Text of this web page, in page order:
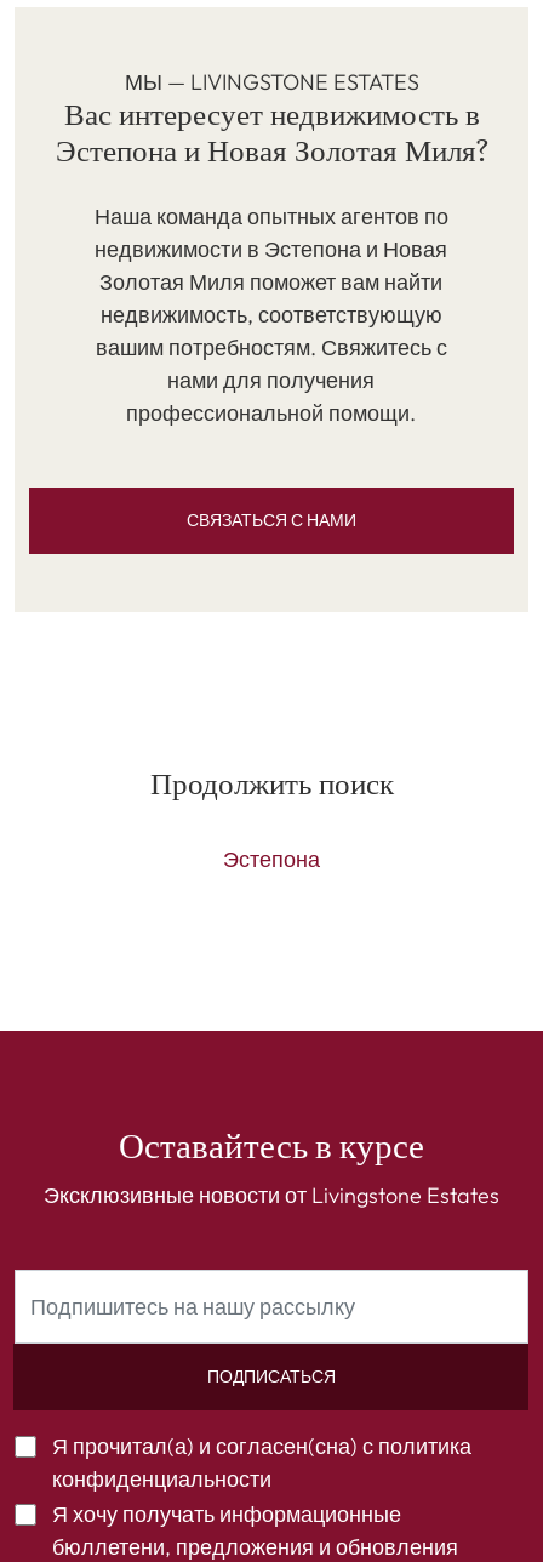
МЫ — LIVINGSTONE ESTATES
Вас интересует недвижимость в
Эстепона и Новая Золотая Миля?
Наша команда опытных агентов по
недвижимости в Эстепона и Новая
Золотая Миля поможет вам найти
недвижимость, соответствующую
вашим потребностям. Свяжитесь с
нами для получения
профессиональной помощи.
СВЯЗАТЬСЯ С НАМИ
Продолжить поиск
Эстепона
Оставайтесь в курсе
Эксклюзивные новости от Livingstone Estates
ПОДПИСАТЬСЯ
Я прочитал(а) и согласен(сна) с политика
конфиденциальности
Я хочу получать информационные
бюллетени, предложения и обновления